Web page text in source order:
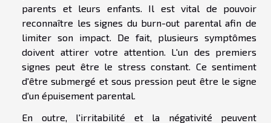
parents et leurs enfants. Il est vital de pouvoir
reconnaître les signes du burn-out parental afin de
limiter son impact. De fait, plusieurs symptômes
doivent attirer votre attention. L'un des premiers
signes peut être le stress constant. Ce sentiment
d'être submergé et sous pression peut être le signe
d'un épuisement parental.
En outre, l'irritabilité et la négativité peuvent